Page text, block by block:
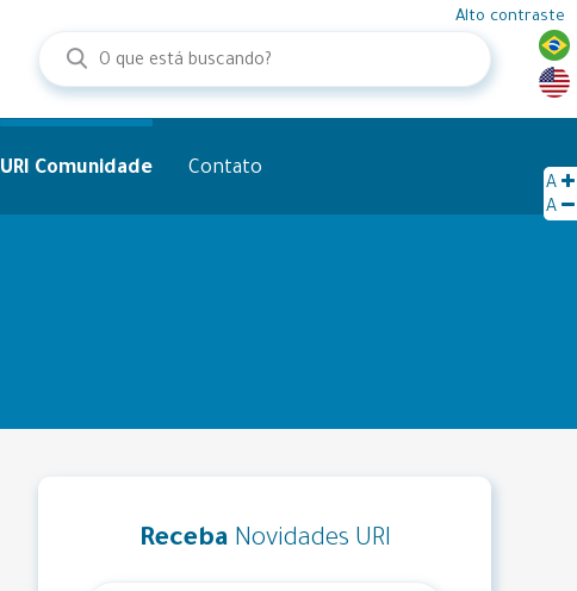
Alto contraste
A
A
URI Comunidade Contato
Receba Novidades URI